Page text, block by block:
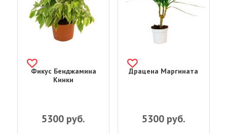
Фикус Бенджамина
Кинки
5300 руб.
Драцена Маргината
5300руб.